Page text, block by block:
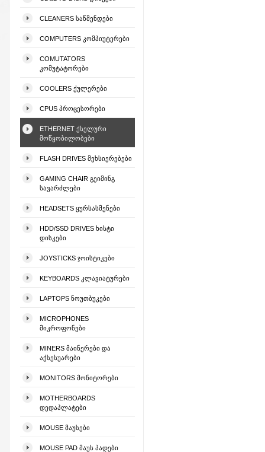
CLEANERS ᲡᲐᲬᲛᲔᲜᲓᲔᲑᲘ
COMPUTERS ᲙᲝᲛᲞᲘᲣᲢᲔᲠᲔᲑᲘ
COMUTATORS
ᲙᲝᲛᲣᲢᲐᲢᲝᲠᲔᲑᲘ
COOLERS ᲥᲣᲚᲔᲠᲔᲑᲘ
CPUS ᲞᲠᲝᲪᲔᲡᲝᲠᲔᲑᲘ
ETHERNET ᲥᲡᲔᲚᲣᲠᲘ
ᲛᲝᲬᲧᲝᲑᲘᲚᲝᲑᲔᲑᲘ
FLASH DRIVES ᲛᲔᲮᲡᲘᲔᲠᲔᲑᲔᲑᲘ
GAMING CHAIR ᲒᲔᲘᲛᲘᲜᲒ
ᲡᲐᲕᲐᲠᲫᲚᲔᲑᲘ
HEADSETS ᲧᲣᲠᲡᲐᲡᲛᲔᲜᲔᲑᲘ
HDD/SSD DRIVES ᲮᲘᲡᲢᲘ
ᲓᲘᲡᲙᲔᲑᲘ
JOYSTICKS ᲯᲝᲘᲡᲢᲘᲙᲔᲑᲘ
KEYBOARDS ᲙᲚᲐᲕᲘᲐᲢᲣᲠᲔᲑᲘ
LAPTOPS ᲜᲝᲣᲗᲑᲣᲙᲔᲑᲘ
MICROPHONES
ᲛᲘᲙᲠᲝᲤᲝᲜᲔᲑᲘ
MINERS ᲛᲐᲘᲜᲔᲠᲔᲑᲘ ᲓᲐ
ᲐᲥᲡᲔᲡᲣᲐᲠᲔᲑᲘ
MONITORS ᲛᲝᲜᲘᲢᲝᲠᲔᲑᲘ
MOTHERBOARDS
ᲓᲔᲓᲐᲞᲚᲐᲢᲔᲑᲘ
MOUSE ᲛᲐᲣᲡᲔᲑᲘ
MOUSE PAD ᲛᲐᲣᲡ ᲞᲐᲓᲔᲑᲘ